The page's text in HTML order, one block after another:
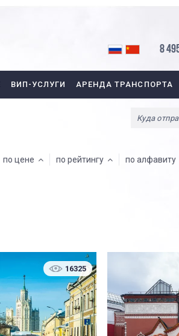
8
ВИП-УСЛУГИ АРЕНДА ТРАНСПОРТА
по цене по рейтингу по алфавиту
16325